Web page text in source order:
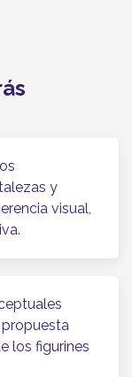
y
visual,
los figurines